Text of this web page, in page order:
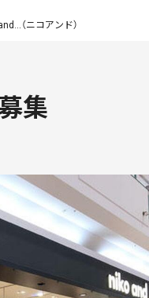
（ニコアンド）
集